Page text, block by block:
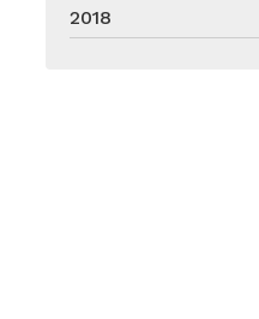
2018